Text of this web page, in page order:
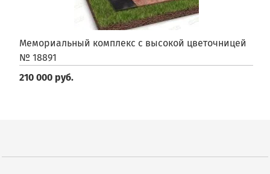
Мемориальный комплекс с высокой цветочницей
№ 18891
210 000 руб.